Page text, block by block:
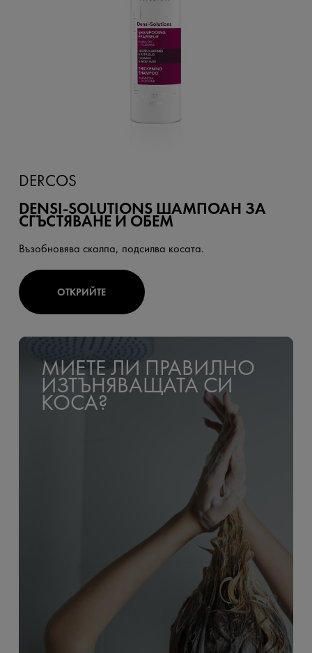
DERCOS
DENSI-SOLUTIONS ШАМПОАН ЗА
СГЪСТЯВАНЕ И ОБЕМ
Възобновява скалпа, подсилва косата.
ОТКРИЙТЕ
МИЕТЕ ЛИ ПРАВИЛНО
ИЗТЪНЯВАЩАТА СИ
КОСА?